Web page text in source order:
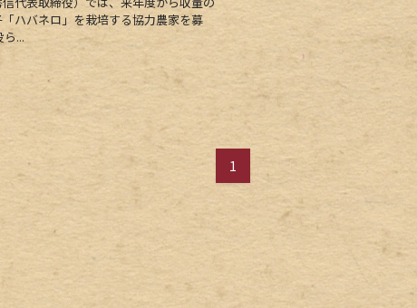
ハバネロ」を栽培する協力農家を募
...
1